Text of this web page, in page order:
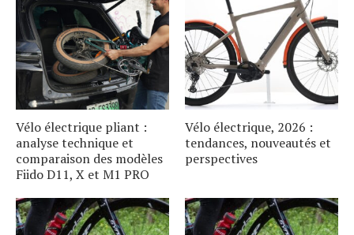
Vélo électrique pliant :
analyse technique et
comparaison des modèles
Fiido D11, X et M1 PRO
Vélo électrique, 2026 :
tendances, nouveautés et
perspectives